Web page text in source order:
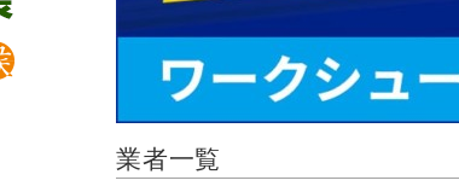
業者一覧